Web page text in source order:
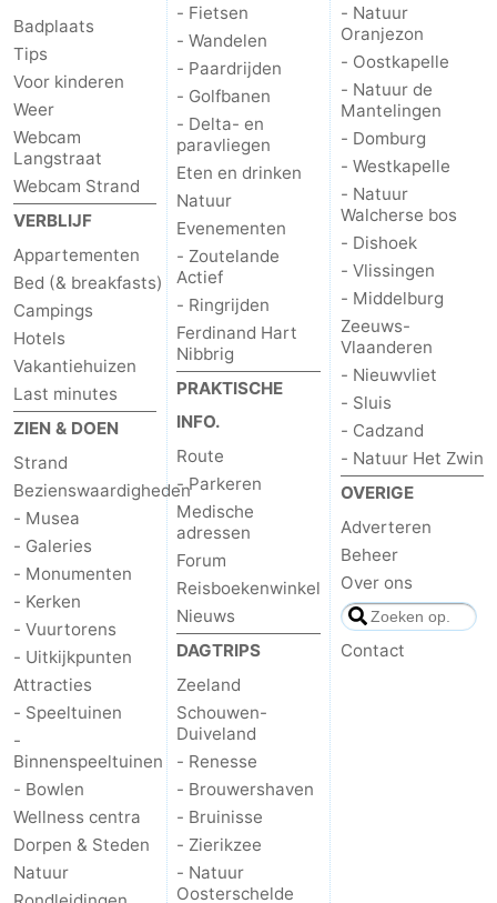
Badplaats
Tips
Voor kinderen
Weer
Webcam
Langstraat
Webcam Strand
VERBLIJF
Appartementen
Bed (& breakfasts)
Campings
Hotels
Vakantiehuizen
Last minutes
ZIEN & DOEN
Strand
Bezienswaardigheden
- Musea
- Galeries
- Monumenten
- Kerken
- Vuurtorens
- Uitkijkpunten
Attracties
- Speeltuinen
-
Binnenspeeltuinen
- Bowlen
Wellness centra
Dorpen & Steden
Natuur
- Fietsen
- Wandelen
- Paardrijden
- Golfbanen
- Delta- en
paravliegen
Eten en drinken
Natuur
Evenementen
- Zoutelande
Actief
- Ringrijden
Ferdinand Hart
Nibbrig
PRAKTISCHE
INFO.
Route
- Parkeren
Medische
adressen
Forum
Reisboekenwinkel
Nieuws
DAGTRIPS
Zeeland
Schouwen-
Duiveland
- Renesse
- Brouwershaven
- Bruinisse
- Zierikzee
- Natuur
Oosterschelde
- Natuur
Oranjezon
- Oostkapelle
- Natuur de
Mantelingen
- Domburg
- Westkapelle
- Natuur
Walcherse bos
- Dishoek
- Vlissingen
- Middelburg
Zeeuws-
Vlaanderen
- Nieuwvliet
- Sluis
- Cadzand
- Natuur Het Zwin
OVERIGE
Adverteren
Beheer
Over ons
Contact